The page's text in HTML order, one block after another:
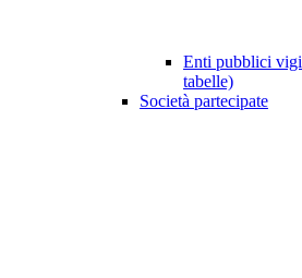
Enti pubblici
tabelle)
Società partecipate